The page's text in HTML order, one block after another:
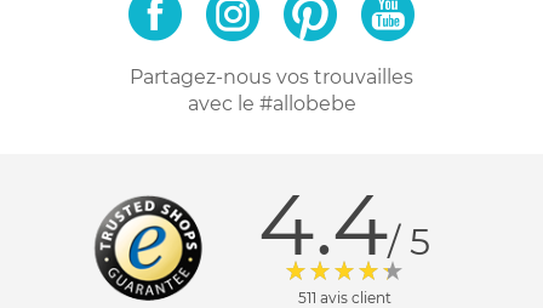
Partagez-nous vos trouvailles
avec le #allobebe
4.4/ 5
511 avis client